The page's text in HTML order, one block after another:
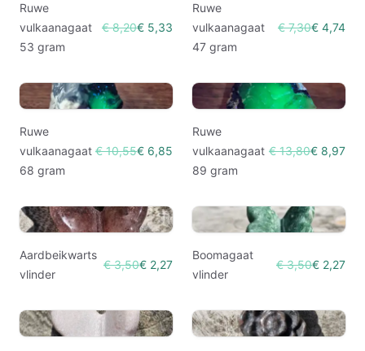
Ruwe
vulkaanagaat
53 gram
€ 8,20€ 5,33
Ruwe
vulkaanagaat
47 gram
€ 7,30€ 4,74
Ruwe
vulkaanagaat
68 gram
€ 10,55€ 6,85
Ruwe
vulkaanagaat
89 gram
€ 13,80€ 8,97
Aardbeikwarts
vlinder
€ 3,50€ 2,27
Boomagaat
vlinder
€ 3,50€ 2,27